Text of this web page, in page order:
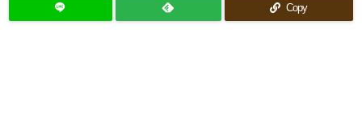
Copy